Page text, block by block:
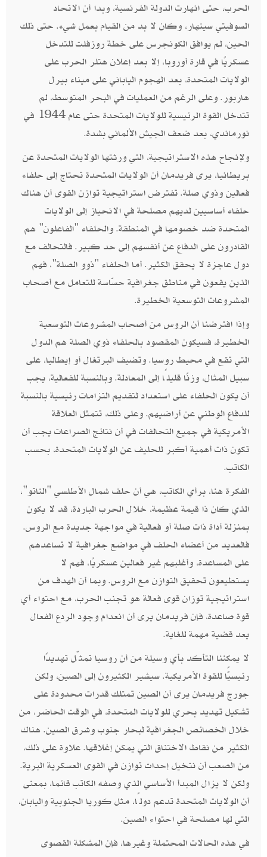
الحرب، حتى انهارت الدولة الفرنسية، وبدا أن الاتحاد
السوفيتي سينهار، وكان لا بد من القيام بعمل شيء. حتى ذلك
الحين، لم يوافق الكونجرس على خطة روزفلت للتدخل
عسكريًا في قارة أوروبا، إلا بعد إعلان هتلر الحرب على
الولايات المتحدة، بعد الهجوم الياباني على ميناء بيرل
هاربور. وعلى الرغم من العمليات في البحر المتوسط، لم
تتدخل القوة الرئيسية للولايات المتحدة حتى عام 1944 في
نورماندي، بعد ضعف الجيش الألماني بشدة.
ولإنجاح هذه الاستراتيجية، التي ورثتها الولايات المتحدة عن
بريطانيا، يرى فريدمان أن الولايات المتحدة تحتاج إلى حلفاء
فعالين وذوي صلة. تفترض استراتيجية توازن القوى أن هناك
حلفاء أساسيين لديهم مصلحة في الانحياز إلى الولايات
المتحدة ضد خصومها في المنطقة. والحلفاء "الفاعلون" هم
القادرون على الدفاع عن أنفسهم إلى حد كبير. فالتحالف مع
دول عاجزة لا يحقق الكثير. أما الحلفاء "ذوو الصلة"، فهم
الذين يقعون في مناطق جغرافية حسّاسة للتعامل مع أصحاب
المشروعات التوسعية الخطيرة.
وإذا افترضنا أن الروس من أصحاب المشروعات التوسعية
الخطيرة، فسيكون المقصود بالحلفاء ذوي الصلة هم الدول
التي تقع في محيط روسيا. وتضيف البرتغال أو إيطاليا، على
سبيل المثال، وزنًا قليلًا إلى المعادلة. وبالنسبة للفعالية، يجب
أن يكون الحلفاء على استعداد لتقديم التزامات رئيسية بالنسبة
للدفاع الوطني عن أراضيهم. وعلى ذلك، تتمثل العلاقة
الأمريكية في جميع التحالفات في أن نتائج الصراعات يجب أن
تكون ذات أهمية أكبر للحليف عن الولايات المتحدة، بحسب
الكاتب.
الفكرة هنا، برأي الكاتب، هي أن حلف شمال الأطلسي "الناتو"،
الذي كان ذا قيمة عظيمة، خلال الحرب الباردة، قد لا يكون
بمنزلة أداة ذات صلة أو فعالية في مواجهة جديدة مع الروس.
فالعديد من أعضاء الحلف في مواضع جغرافية لا تساعدهم
على المساعدة، وأغلبهم غير فعالين عسكريًا، فهم لا
يستطيعون تحقيق التوازن مع الروس. وبما أن الهدف من
استراتيجية توزان قوى فعالة هو تجنب الحرب، مع احتواء أي
قوة صاعدة، فإن فريدمان يرى أن انعدام وجود الردع الفعال
يعد قضية مهمة للغاية.
لا يمكننا التأكد بأي وسيلة من أن روسيا تمثّل تهديدًا
رئيسيًّا للقوة الأمريكية. سيشير الكثيرون إلى الصين، ولكن
جورج فريدمان يرى أن الصين تمتلك قدرات محدودة على
تشكيل تهديد بحري للولايات المتحدة، في الوقت الحاضر، من
خلال الخصائص الجغرافية لبحار جنوب وشرق الصين. هناك
الكثير من نقاط الاختناق التي يمكن إغلاقها. علاوة على ذلك،
من الصعب أن نتخيل إحداث توازن في القوى العسكرية البرية.
ولكن لا يزال المبدأ الأساسي الذي وصفه الكاتب قائما، بمعنى
أن الولايات المتحدة تدعم دولًا، مثل كوريا الجنوبية واليابان،
التي لها مصلحة في احتواء الصين.
في هذه الحالات المحتملة وغيرها، فإن المشكلة القصوى